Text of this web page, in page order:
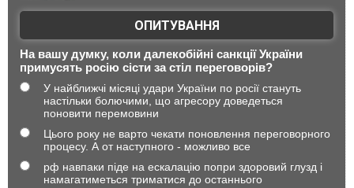
ОПИТУВАННЯ
На вашу думку, коли далекобійні санкції України
примусять росію сісти за стіл переговорів?
У найближчі місяці удари України по росії стануть
настільки болючими, що агресору доведеться
поновити перемовини
Цього року не варто чекати поновлення переговорного
процесу. А от наступного - можливо все
рф навпаки піде на ескалацію попри здоровий глузд і
намагатиметься триматися до останнього